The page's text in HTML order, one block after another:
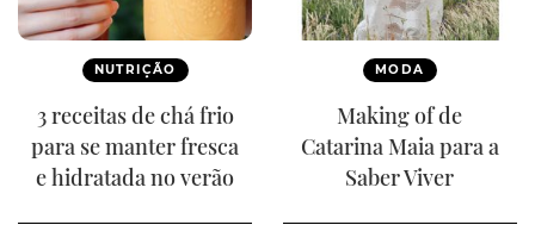
NUTRIÇÃO
3 receitas de chá frio
para se manter fresca
e hidratada no verão
MODA
Making of de
Catarina Maia para a
Saber Viver